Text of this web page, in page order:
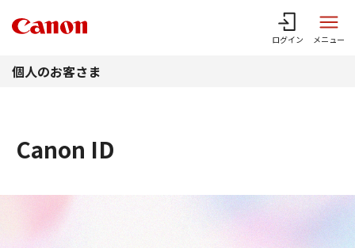
ログイン メニュー
個人のお客さま
Canon ID